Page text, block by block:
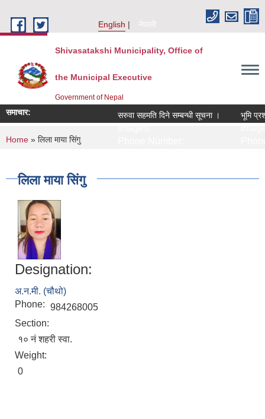
English
नेपाली
Shivasatakshi Municipality, Office of
the Municipal Executive
Government of Nepal
समाचार: सरुवा सहमति दिने सम्बन्धी सूचना । भूमि
You are here
Home » लिला माया सिंगु
लिला माया सिंगु
Designation:
अ.न.मी. (चौथो)
Phone: 984268005
Section:
१० नं शहरी स्वा.
Weight:
0